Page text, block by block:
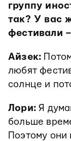
группу
так? У вас
фестивали
Айзек:
любят
солнце и
Лори: Я
больше
Поэтому они